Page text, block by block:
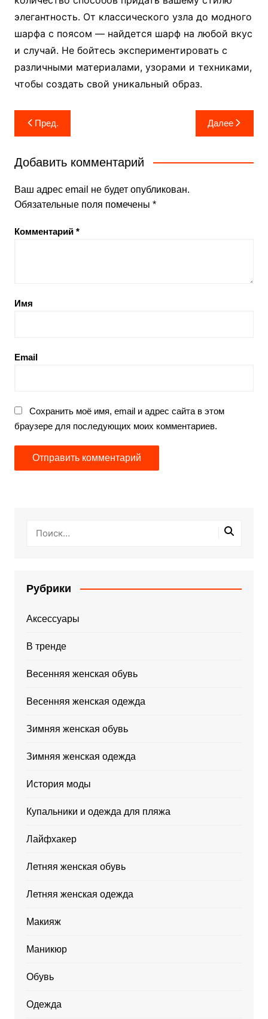
элегантность. От классического узла до модного
шарфа с поясом — найдется шарф на любой вкус
и случай. Не бойтесь экспериментировать с
различными материалами, узорами и техниками,
чтобы создать свой уникальный образ.
Навигация
по
записям
Пред. Далее
Добавить комментарий
Ваш адрес email не будет опубликован.
Обязательные поля помечены *
Комментарий *
Имя
Email
Сохранить моё имя, email и адрес сайта в этом
браузере для последующих моих комментариев.
Рубрики
Аксессуары
В тренде
Весенняя женская обувь
Весенняя женская одежда
Зимняя женская обувь
Зимняя женская одежда
История моды
Купальники и одежда для пляжа
Лайфхакер
Летняя женская обувь
Летняя женская одежда
Макияж
Маникюр
Обувь
Одежда